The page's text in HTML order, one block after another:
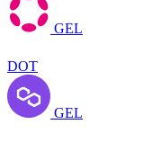
GEL
DOT
GEL